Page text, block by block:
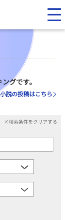
グです。
小説の投稿はこちら
×検索条件をクリアする